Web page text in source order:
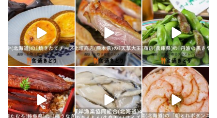
shokutuu_kidori
1月 17
shokutuu_kidori
1月 16
shokutuu_kidori
1月 15
shokutuu_kidori shokutuu_kidori shokutuu_kidori